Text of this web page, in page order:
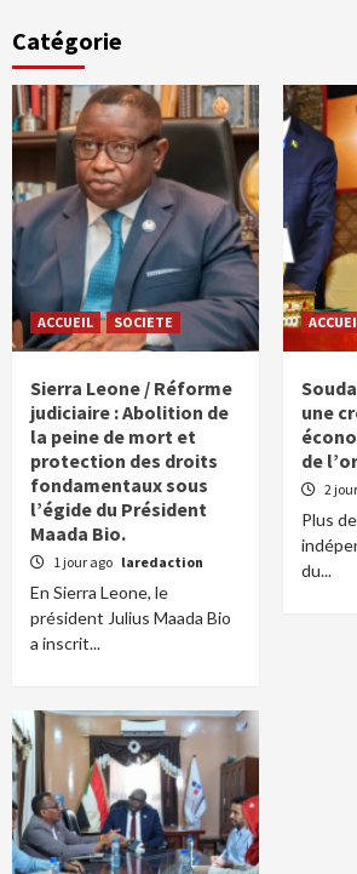
Catégorie
ACCUEIL SOCIETE
Sierra Leone / Réforme
judiciaire : Abolition de
la peine de mort et
protection des droits
fondamentaux sous
l’égide du Président
Maada Bio.
1 jour ago laredaction
En Sierra Leone, le
président Julius Maada Bio
a inscrit...
une
de
2
Plus
du...